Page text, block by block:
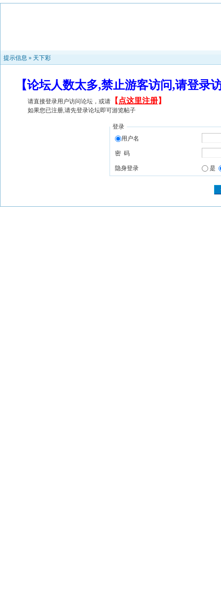
提示信息 » 天下彩
【论坛人数太多,禁止游客访问,请登
请直接登录用户访问论坛，或请 【 点这里注册】
如果您已注册,请先登录论坛即可游览帖子
登录
用户名
密 码
隐身登录 是